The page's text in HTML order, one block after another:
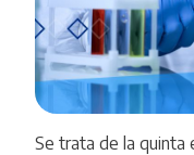
Se trata de la quinta